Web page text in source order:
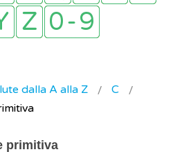
dalla A alla Z
C
primitiva